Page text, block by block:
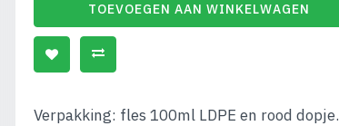
TOEVOEGEN AAN WINKELWAGEN
Verpakking: fles 100ml LDPE en rood dopje.